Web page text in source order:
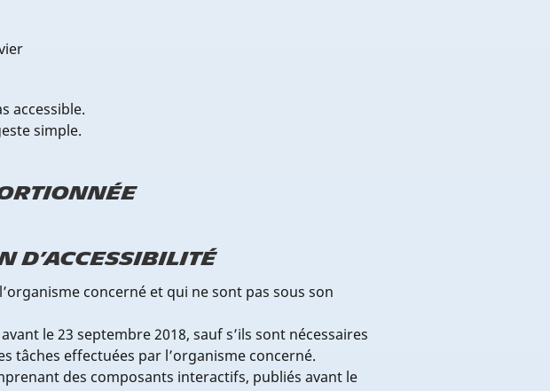
accessible.
simple.
d’accessibilité
concerné et qui ne sont pas sous son
le 23 septembre 2018, sauf s’ils sont nécessaires
tâches effectuées par l’organisme concerné.
des composants interactifs, publiés avant le